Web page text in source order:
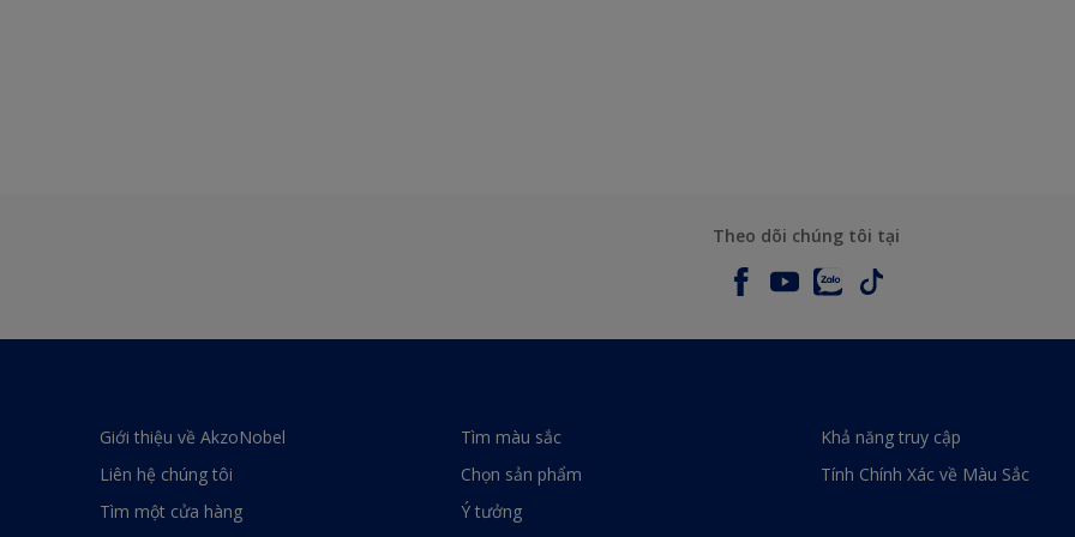
Theo dõi chúng tôi tại
Giới thiệu về AkzoNobel
Liên hệ chúng tôi
Tìm một cửa hàng
Tìm màu sắc
Chọn sản phẩm
Ý tưởng
Khả năng truy cập
Tính Chính Xác về Màu Sắc